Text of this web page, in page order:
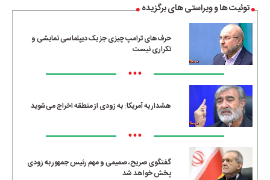
توئیت ها و ویراستی های برگزیده
حرف‌های ترامپ چیزی جز یک دیپلماسی نمایشی و
تکراری نیست
•••
هشدار به آمریکا: به زودی از منطقه اخراج می‌شوید
•••
گفتگوی صریح، صمیمی و مهم رئیس جمهور به زودی
پخش خواهد شد